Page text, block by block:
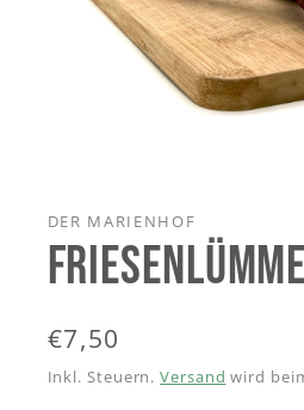
öffnen
DER MARIENHOF
Normaler
Preis
€7,50
Inkl. Steuern.Versand wird